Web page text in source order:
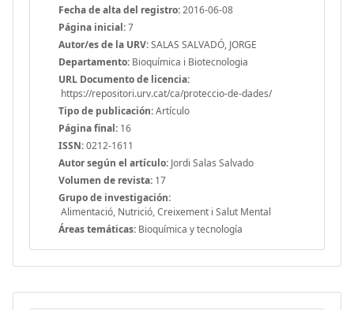
Fecha de alta del registro:2016-06-08
Página inicial:7
Autor/es de la URV:SALAS SALVADÓ, JORGE
Departamento: Bioquímica i Biotecnologia
URL Documento de licencia:
https://repositori.urv.cat/ca/proteccio-de-dades/
Tipo de publicación:Artículo
Página final: 16
ISSN:0212-1611
Autor según el artículo: Jordi Salas Salvado
Volumen de revista: 17
Grupo de investigación:
Alimentació, Nutrició, Creixement i Salut Mental
Áreas temáticas: Bioquímica y tecnología